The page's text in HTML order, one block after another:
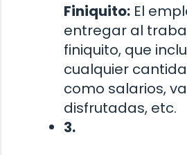
Finiquito: El
entregar al
finiquito, que
cualquier
como salarios,
disfrutadas, etc.
3.